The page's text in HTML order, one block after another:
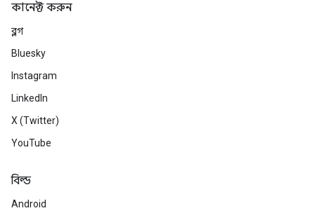
কানেক্ট করুন
ব্লগ
Bluesky
Instagram
LinkedIn
X (Twitter)
YouTube
বিল্ড
Android